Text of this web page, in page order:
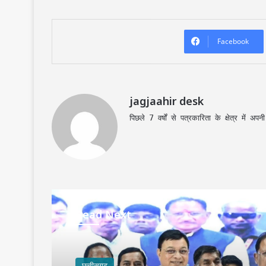
Facebook
jagjaahir desk
पिछले 7 वर्षों से पत्रकारिता के क्षेत्र में
Read Next
छत्तीसगढ़